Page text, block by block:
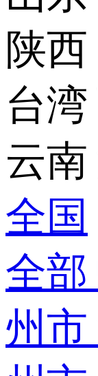
陕西
台湾
云南
全国
全部
州市